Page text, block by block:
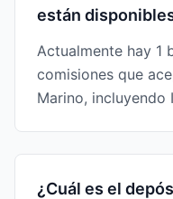
están
Actualmente hay 1
comisiones que
Marino, incluyendo
¿Cuál es el